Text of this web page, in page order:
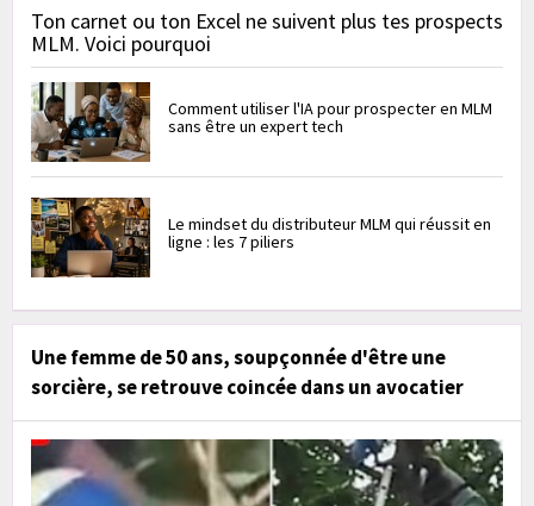
Ton carnet ou ton Excel ne suivent plus tes prospects
MLM. Voici pourquoi
Comment utiliser l'IA pour prospecter en MLM
sans être un expert tech
Le mindset du distributeur MLM qui réussit en
ligne : les 7 piliers
Une femme de 50 ans, soupçonnée d'être une
sorcière, se retrouve coincée dans un avocatier